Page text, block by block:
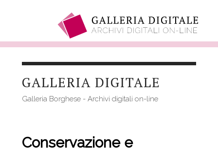
contenutoGALLERIA DIGITALE
Galleria Borghese - Archivi digitali on-line
Conservazione e